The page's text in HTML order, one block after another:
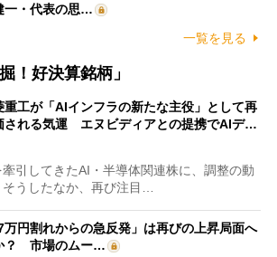
一・代表の思…
一覧を見る
！好決算銘柄」
重工が「AIインフラの新たな主役」として再
される気運 エヌビディアとの提携でAIデ…
引してきたAI・半導体関連株に、調整の動
うしたなか、再び注目…
万円割れからの急反発」は再びの上昇局面へ
？ 市場のムー…